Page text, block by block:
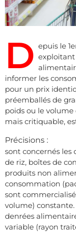
D epuis le
informer les
pour un prix
préemballés de
poids ou le
mais critiquable,
Précisions :
sont concernés les
de riz, boîtes de
produits non
consommation
sont
volume)
denrées
variable (rayon